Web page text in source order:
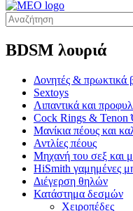
BDSM λουριά
Δονητές & πρωκτικά
Sextoys
Λιπαντικά και
Cock Rings & Tenon
Μανίκια πέους και
Αντλίες πέους
Μηχανή του σεξ και
HiSmith γαμημένες
Διέγερση θηλών
Κατάστημα δεσμών
Χειροπέδες